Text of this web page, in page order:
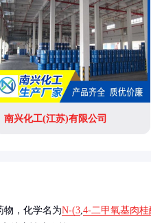
南兴化工(江苏)有限公司
物，化学名为N-(3,4-二甲氧基肉